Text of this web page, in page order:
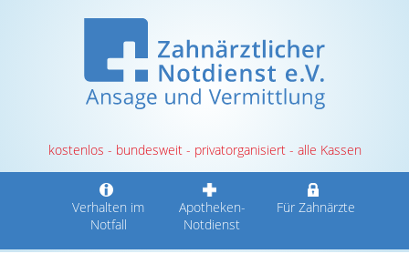
kostenlos - bundesweit - privatorganisiert - alle Kassen
Verhalten im
Notfall
Apotheken-
Notdienst
Für Zahnärzte